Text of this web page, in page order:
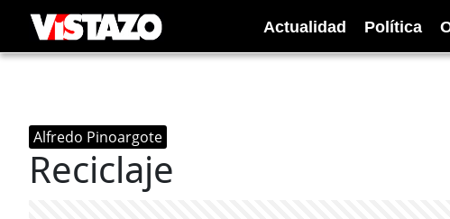
Actualidad Política
Alfredo Pinoargote
Reciclaje